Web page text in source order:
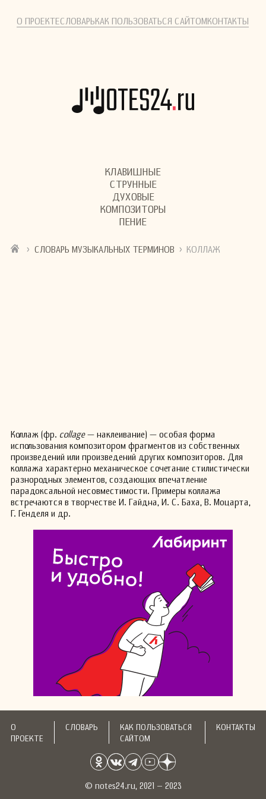
О ПРОЕКТЕСЛОВАРЬКАК ПОЛЬЗОВАТЬСЯ САЙТОМКОНТАКТЫ
КЛАВИШНЫЕ
СТРУННЫЕ
ДУХОВЫЕ
КОМПОЗИТОРЫ
ПЕНИЕ
› СЛОВАРЬ МУЗЫКАЛЬНЫХ ТЕРМИНОВ › КОЛЛАЖ
Коллаж (фр. collage— наклеивание) — особая форма
использования композитором фрагментов из собственных
произведений или произведений других композиторов. Для
коллажа характерно механическое сочетание стилистически
разнородных элементов, создающих впечатление
парадоксальной несовместимости. Примеры коллажа
встречаются в творчестве И. Гайдна, И. С. Баха, В. Моцарта,
Г. Генделя и др.
О
ПРОЕКТЕ
СЛОВАРЬ
КАК ПОЛЬЗОВАТЬСЯ
САЙТОМ
КОНТАКТЫ
© notes24.ru, 2021 – 2023